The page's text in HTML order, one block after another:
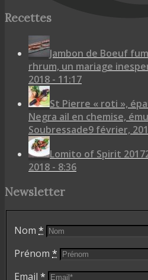
Recettes
Jambon de Boeuf
rhrum, un mariage
2018 - 11:17
St Pierre « roti »,
Negra ail en chemise,
Soubressade9 février,
Lomito of Spirit 2017
2018 - 8:36
Newsletter
Nom *
Prénom *
Email *